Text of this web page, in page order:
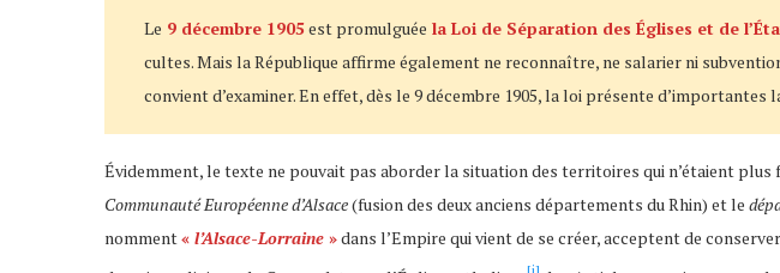
Le 9 décembre 1905est promulguée la Loi de Séparation des Églises et de
cultes. Mais la République affirme également ne reconnaître, ne salarier ni
convient d’examiner. En effet, dès le 9 décembre 1905, la loi présente
Évidemment, le texte ne pouvait pas aborder la situation des territoires qui n’étaient
Communauté Européenne d’Alsace(fusion des deux anciens départements du Rhin) et le
nomment« l’Alsace-Lorraine »dans l’Empire qui vient de se créer, acceptent de